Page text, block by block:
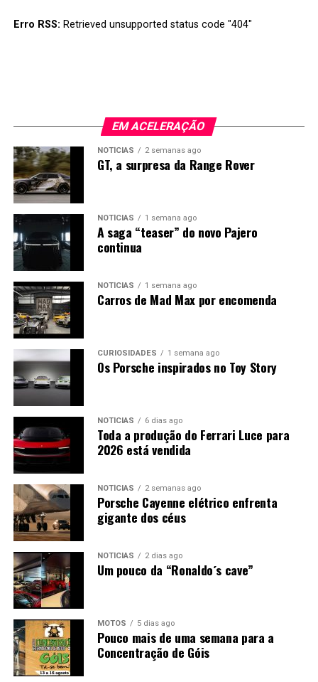
dos “conhecidos”, suspeita-se que o CR7 terá ainda
alguns modelos raros “escondidos” dos olhos do público
Erro RSS: Retrieved unsupported status code "404"
EM ACELERAÇÃO
NOTÍCIAS 2 semanas ago
GT, a surpresa da Range Rover
NOTÍCIAS 1 semana ago
A saga “teaser” do novo Pajero
continua
NOTÍCIAS 1 semana ago
Carros de Mad Max por encomenda
CURIOSIDADES 1 semana ago
Os Porsche inspirados no Toy Story
NOTÍCIAS 6 dias ago
Toda a produção do Ferrari Luce para
2026 está vendida
NOTÍCIAS 2 semanas ago
Porsche Cayenne elétrico enfrenta
gigante dos céus
NOTÍCIAS 2 dias ago
Um pouco da “Ronaldo´s cave”
MOTOS 5 dias ago
Pouco mais de uma semana para a
Concentração de Góis